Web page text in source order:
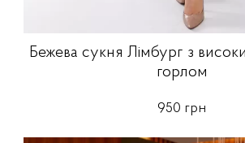
Бежева сукня Лімбург з
горлом
950 грн